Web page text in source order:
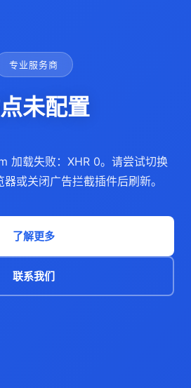
专业服务商
未配置
加载失败：XHR 0。请尝试切换
或关闭广告拦截插件后刷新。
了解更多
联系我们